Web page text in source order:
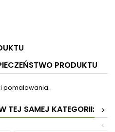
PRODUKTU
pomalowania.
TEJ SAMEJ KATEGORII:
>
<